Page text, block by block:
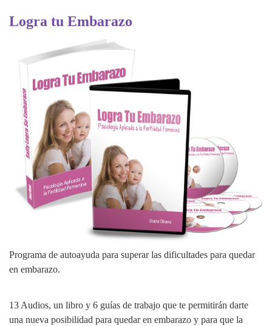
Logra tu Embarazo
Programa de autoayuda para superar las dificultades para quedar
en embarazo.
13 Audios, un libro y 6 guías de trabajo que te permitirán darte
una nueva posibilidad para quedar en embarazo y para que la